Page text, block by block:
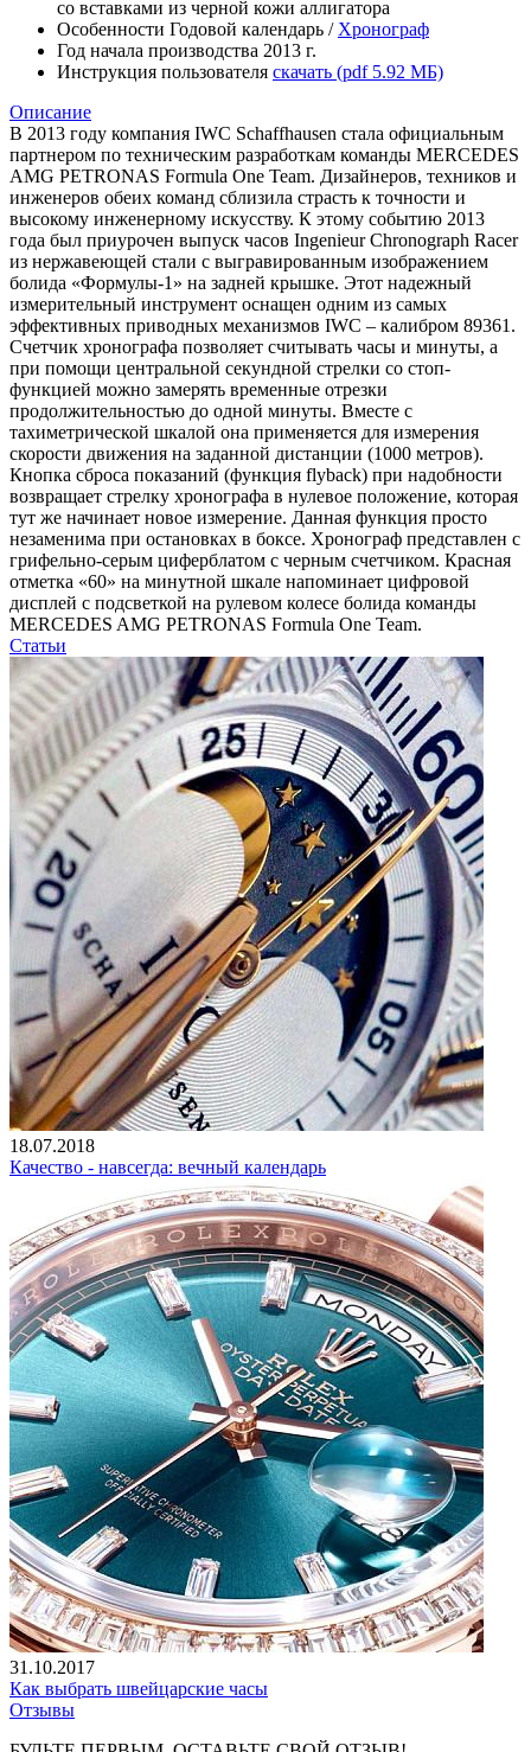
со вставками из черной кожи аллигатора
Особенности Годовой календарь / Хронограф
Год начала производства 2013 г.
Инструкция пользователя скачать (pdf 5.92 МБ)
Описание
В 2013 году компания IWC Schaffhausen стала официальным
партнером по техническим разработкам команды MERCEDES
AMG PETRONAS Formula One Team. Дизайнеров, техников и
инженеров обеих команд сблизила страсть к точности и
высокому инженерному искусству. К этому событию 2013
года был приурочен выпуск часов Ingenieur Chronograph Racer
из нержавеющей стали с выгравированным изображением
болида «Формулы-1» на задней крышке. Этот надежный
измерительный инструмент оснащен одним из самых
эффективных приводных механизмов IWC – калибром 89361.
Счетчик хронографа позволяет считывать часы и минуты, а
при помощи центральной секундной стрелки со стоп-
функцией можно замерять временные отрезки
продолжительностью до одной минуты. Вместе с
тахиметрической шкалой она применяется для измерения
скорости движения на заданной дистанции (1000 метров).
Кнопка сброса показаний (функция flyback) при надобности
возвращает стрелку хронографа в нулевое положение, которая
тут же начинает новое измерение. Данная функция просто
незаменима при остановках в боксе. Хронограф представлен с
грифельно-серым циферблатом с черным счетчиком. Красная
отметка «60» на минутной шкале напоминает цифровой
дисплей с подсветкой на рулевом колесе болида команды
MERCEDES AMG PETRONAS Formula One Team.
Статьи
18.07.2018
Качество - навсегда: вечный календарь
31.10.2017
Как выбрать швейцарские часы
Отзывы